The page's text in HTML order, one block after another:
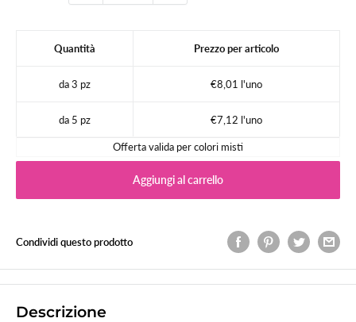
Quantità Prezzo per articolo
da 3 pz €8,01 l'uno
da 5 pz €7,12 l'uno
Offerta valida per colori misti
Aggiungi al carrello
Condividi questo prodotto
Descrizione